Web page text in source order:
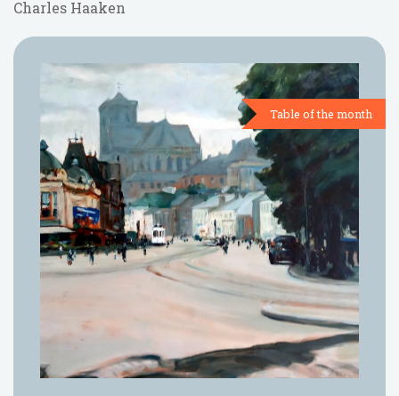
Charles Haaken
Table of the month